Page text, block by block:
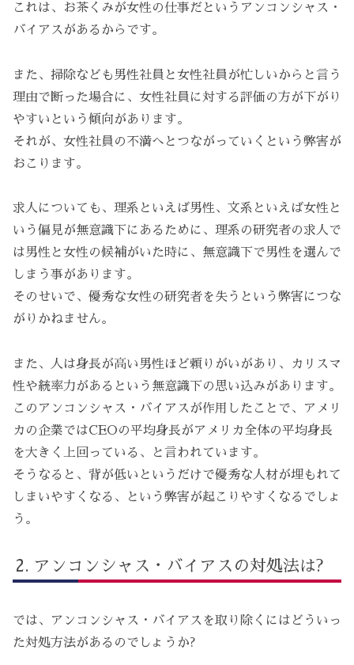
これは、お茶くみが女性の仕事だというアンコンシャス・
バイアスがあるからです。
また、掃除なども男性社員と女性社員が忙しいからと言う
理由で断った場合に、女性社員に対する評価の方が下がり
やすいという傾向があります。
それが、女性社員の不満へとつながっていくという弊害が
おこります。
求人についても、理系といえば男性、文系といえば女性と
いう偏見が無意識下にあるために、理系の研究者の求人で
は男性と女性の候補がいた時に、無意識下で男性を選んで
しまう事があります。
そのせいで、優秀な女性の研究者を失うという弊害につな
がりかねません。
また、人は身長が高い男性ほど頼りがいがあり、カリスマ
性や統率力があるという無意識下の思い込みがあります。
このアンコンシャス・バイアスが作用したことで、アメリ
カの企業ではCEOの平均身長がアメリカ全体の平均身長
を大きく上回っている、と言われています。
そうなると、背が低いというだけで優秀な人材が埋もれて
しまいやすくなる、という弊害が起こりやすくなるでしょ
う。
アンコンシャス・バイアスの対処法は?
では、アンコンシャス・バイアスを取り除くにはどういっ
た対処方法があるのでしょうか?